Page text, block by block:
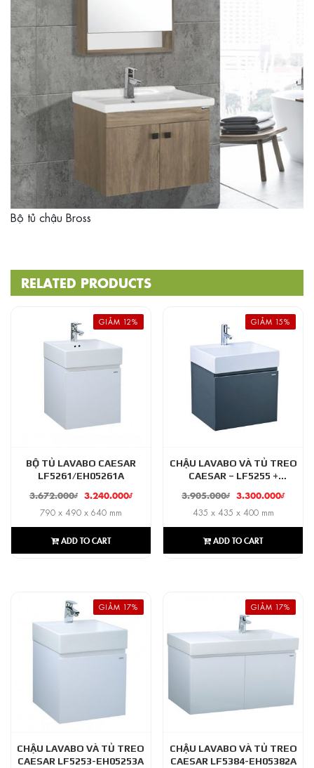
Bộ tủ chậu Bross
RELATED PRODUCTS
GIẢM 12%
BỘ TỦ LAVABO CAESAR
LF5261/EH05261A
3.672.000₫ 3.240.000₫
790 x 490 x 640 mm
ADD TO CART
GIẢM 15%
CHẬU LAVABO VÀ TỦ TREO
CAESAR – LF5255 +
3.905.000₫ 3.300.000₫
435 x 435 x 400 mm
ADD TO CART
GIẢM 17%
CHẬU LAVABO VÀ TỦ TREO
CAESAR LF5253-EH05253A
GIẢM 17%
CHẬU LAVABO VÀ TỦ TREO
CAESAR LF5384-EH05382A